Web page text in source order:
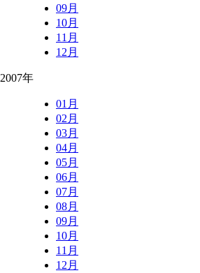
09月
10月
11月
12月
2007年
01月
02月
03月
04月
05月
06月
07月
08月
09月
10月
11月
12月